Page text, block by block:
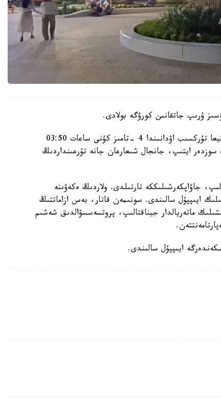
ۇرىپ جاتقانىن كورۋگە بولادى.
الماتى قالاسى پوليتسيا دەپارتامەنتىنىڭ مالىمەتىنشە، وقيعا تۇركسىب اۋدانىندا 4 -تامىز كۇنى ساعات 03:50
بىلاپىت سوزدەر ايتىپ، جانجال شىعارعان جانە تۇرعىنداردىڭ
جاۋاپكەرشىلىككە تارتىلدى. ولاردىڭ ەكەۋىنە
ايىپپۇل سالىندى. سونىمەن قاتار، بەس ازاماتتىڭ
ماتەريالدار جيناقتالىپ، پروتسەسسۋالدىق شەشىم
ايىپپۇل سالىندى.